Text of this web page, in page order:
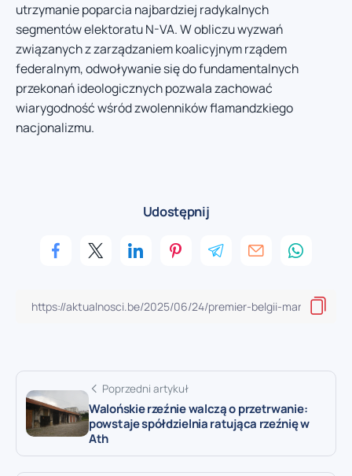
utrzymanie poparcia najbardziej radykalnych
segmentów elektoratu N-VA. W obliczu wyzwań
związanych z zarządzaniem koalicyjnym rządem
federalnym, odwoływanie się do fundamentalnych
przekonań ideologicznych pozwala zachować
wiarygodność wśród zwolenników flamandzkiego
nacjonalizmu.
Udostępnij
Poprzedni artykuł
Walońskie rzeźnie walczą o przetrwanie:
powstaje spółdzielnia ratująca rzeźnię w
Ath